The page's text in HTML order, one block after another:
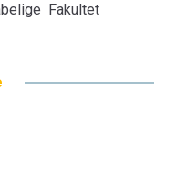
Fakultet